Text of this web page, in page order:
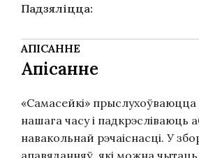
Падзяліцца:
АПІСАННЕ
Апісанне
«Самасейкі»
нашага часу і падкрэсліваюць
навакольнай рэчаіснасці. У
апавяданняў, які можна